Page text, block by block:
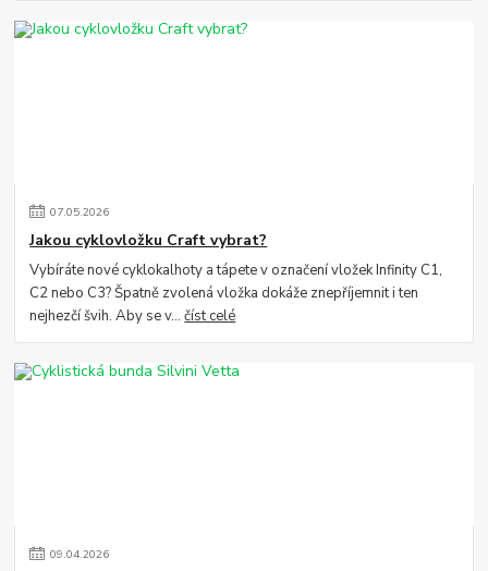
07.05.2026
Jakou cyklovložku Craft vybrat?
Vybíráte nové cyklokalhoty a tápete v označení vložek Infinity C1,
C2 nebo C3? Špatně zvolená vložka dokáže znepříjemnit i ten
nejhezčí švih. Aby se v...číst celé
09.04.2026